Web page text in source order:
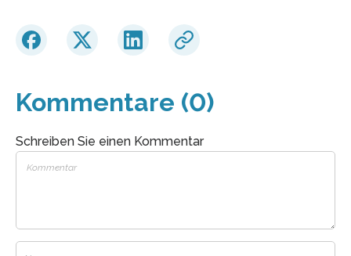
Kommentare (0)
Schreiben Sie einen Kommentar